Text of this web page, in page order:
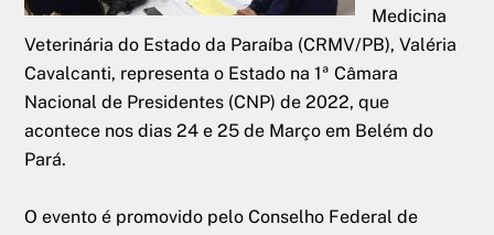
Medicina
Veterinária do Estado da Paraíba (CRMV/PB), Valéria
Cavalcanti, representa o Estado na 1ª Câmara
Nacional de Presidentes (CNP) de 2022, que
acontece nos dias 24 e 25 de Março em Belém do
Pará.
O evento é promovido pelo Conselho Federal de